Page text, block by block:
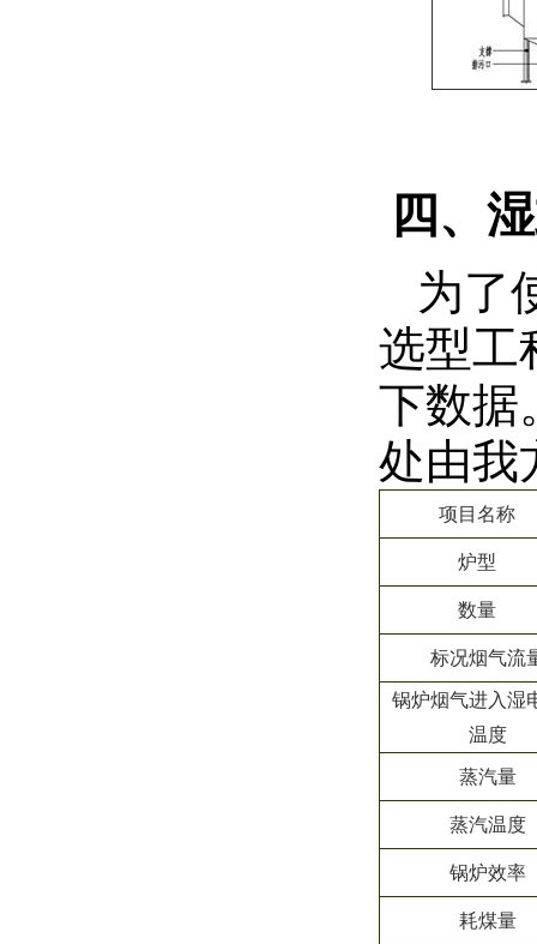
四、
为了
选型工
下数据
处由我
项目名称
炉型
数量
标况烟气流
锅炉烟气进入湿
温度
蒸汽量
蒸汽温度
锅炉效率
耗煤量